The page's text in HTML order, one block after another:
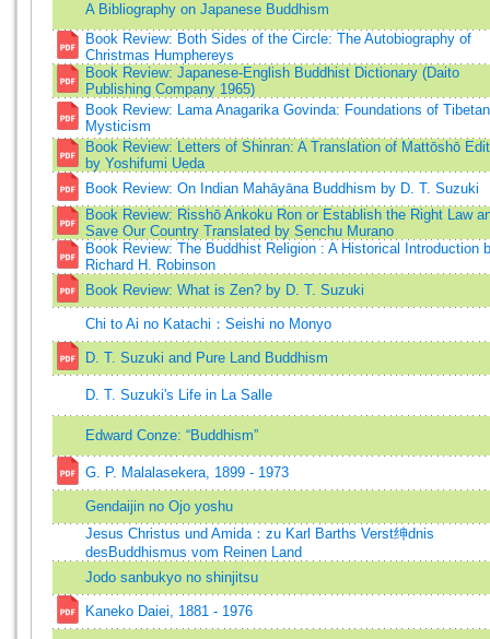
A Bibliography on Japanese Buddhism
Book Review: Both Sides of the Circle: The Autobiography of
Christmas Humphereys
Book Review: Japanese-English Buddhist Dictionary (Daito
Publishing Company 1965)
Book Review: Lama Anagarika Govinda: Foundations of Tibetan
Mysticism
Book Review: Letters of Shinran: A Translation of Mattōshō
by Yoshifumi Ueda
Book Review: On Indian Mahāyāna Buddhism by D. T. Suzuki
Book Review: Risshō Ankoku Ron or Establish the Right Law
Save Our Country Translated by Senchu Murano
Book Review: The Buddhist Religion : A Historical Introduction
Richard H. Robinson
Book Review: What is Zen? by D. T. Suzuki
Chi to Ai no Katachi：Seishi no Monyo
D. T. Suzuki and Pure Land Buddhism
D. T. Suzuki's Life in La Salle
Edward Conze: “Buddhism”
G. P. Malalasekera, 1899 - 1973
Gendaijin no Ojo yoshu
Jesus Christus und Amida：zu Karl Barths Verst绅dnis
desBuddhismus vom Reinen Land
Jodo sanbukyo no shinjitsu
Kaneko Daiei, 1881 - 1976